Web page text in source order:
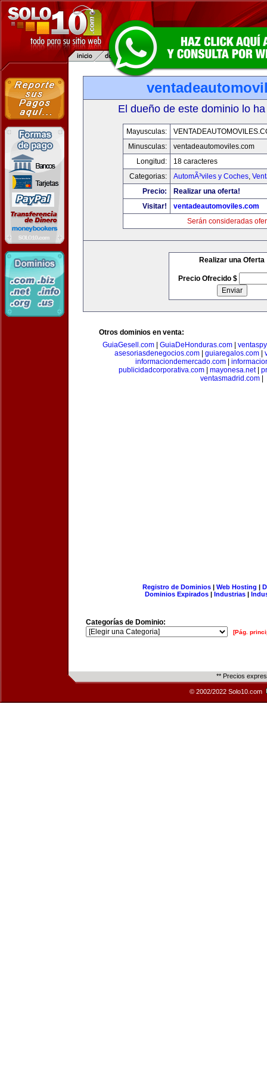
El dueño de este dominio lo
Mayusculas:
Minusculas:
ventadeautomoviles.com
Longitud:
18 caracteres
Categorias:
AutomÃ³viles y Coches,
Precio:
Realizar una oferta!
Visitar!
ventadeautomoviles.com
Serán consideradas
Realizar una Oferta
Precio Ofrecido $
Otros dominios en venta:
GuiaGesell.com| GuiaDeHonduras.com|
asesoriasdenegocios.com
guiaregalos.com
informaciondemercado.com|
publicidadcorporativa.com
mayonesa.net|
ventasmadrid.com
Registro de Dominios| Web Hosting |
Dominios Expirados | Industrias |
Categorías de Dominio:
[Pág.
** Precios
© 2002/2022 Solo10.com